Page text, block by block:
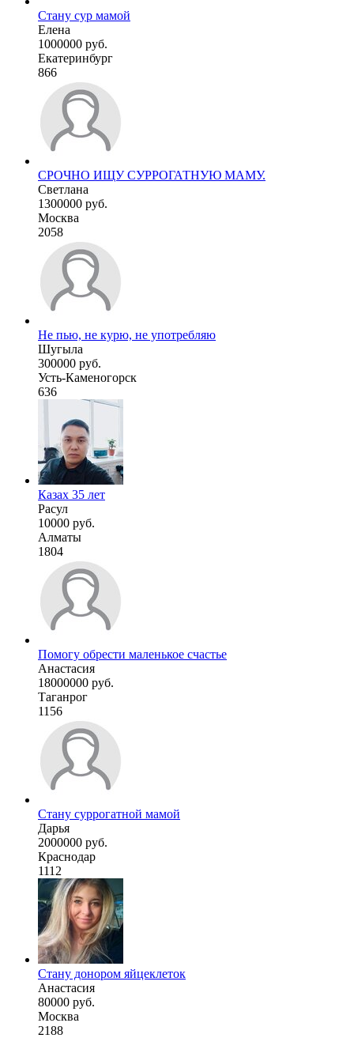
Стану сур мамой
Елена
1000000 руб.
Екатеринбург
866
СРОЧНО ИЩУ СУРРОГАТНУЮ МАМУ.
Светлана
1300000 руб.
Москва
2058
Не пью, не курю, не употребляю
Шугыла
300000 руб.
Усть-Каменогорск
636
Казах 35 лет
Расул
10000 руб.
Алматы
1804
Помогу обрести маленькое счастье
Анастасия
18000000 руб.
Таганрог
1156
Стану суррогатной мамой
Дарья
2000000 руб.
Краснодар
1112
Стану донором яйцеклеток
Анастасия
80000 руб.
Москва
2188